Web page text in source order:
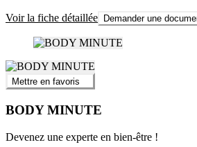
Voir la fiche détaillée Demander une
Mettre en favoris
BODY MINUTE
Devenez une experte en bien-être !